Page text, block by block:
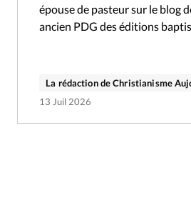
épouse de pasteur sur le blog
ancien PDG des éditions
La rédaction de Christianisme
13 Juil 2026